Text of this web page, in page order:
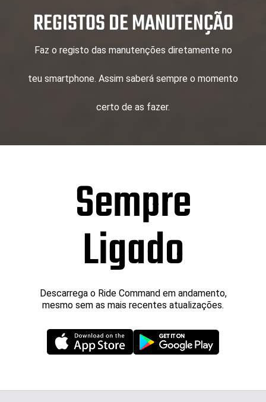
REGISTOS DE MANUTENÇÃO
Faz o registo das manutenções diretamente no
teu smartphone. Assim saberá sempre o momento
certo de as fazer.
Sempre
Ligado
Descarrega o Ride Command em andamento,
mesmo sem as mais recentes atualizações.